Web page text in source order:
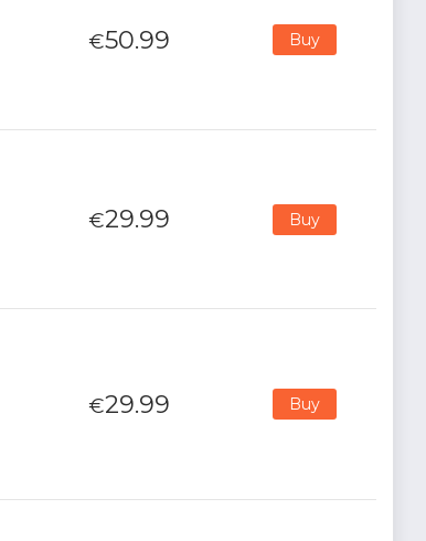
€50.99 Buy
€29.99 Buy
€29.99 Buy